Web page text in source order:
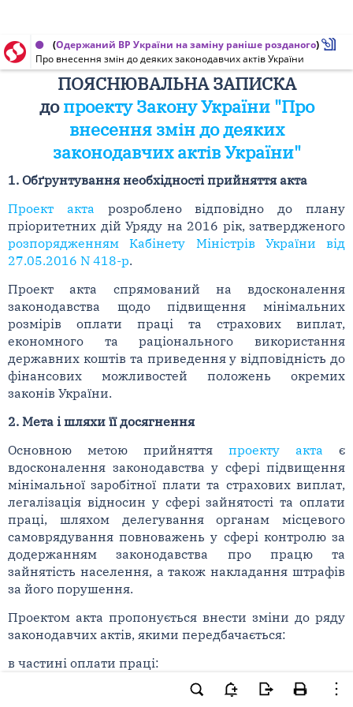
Пояснювальна записка до проекту Закону України від 03.11.2016 № 5130
(Одержаний ВР України на заміну раніше розданого)
Про внесення змін до деяких законодавчих актів України